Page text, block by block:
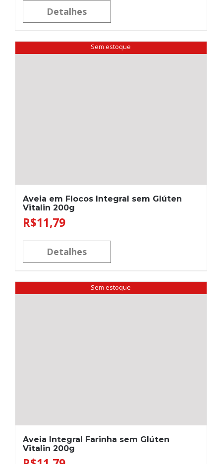
Detalhes
Sem estoque
Aveia em Flocos Integral sem Glúten
Vitalin 200g
R$11,79
Detalhes
Sem estoque
Aveia Integral Farinha sem Glúten
Vitalin 200g